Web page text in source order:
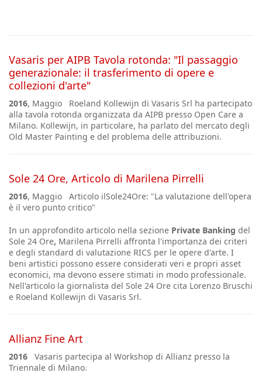
Vasaris per AIPB Tavola rotonda: "Il passaggio
generazionale: il trasferimento di opere e
collezioni d'arte"
2016, Maggio Roeland Kollewijn di Vasaris Srl ha partecipato
alla tavola rotonda organizzata da AIPB presso Open Care a
Milano. Kollewijn, in particolare, ha parlato del mercato degli
Old Master Painting e del problema delle attribuzioni.
Sole 24 Ore, Articolo di Marilena Pirrelli
2016, Maggio Articolo ilSole24Ore: "La valutazione dell'opera
è il vero punto critico"
In un approfondito articolo nella sezione Private Banking del
Sole 24 Ore, Marilena Pirrelli affronta l'importanza dei criteri
e degli standard di valutazione RICS per le opere d'arte. I
beni artistici possono essere considerati veri e propri asset
economici, ma devono essere stimati in modo professionale.
Nell'articolo la giornalista del Sole 24 Ore cita Lorenzo Bruschi
e Roeland Kollewijn di Vasaris Srl.
Allianz Fine Art
2016 Vasaris partecipa al Workshop di Allianz presso la
Triennale di Milano.